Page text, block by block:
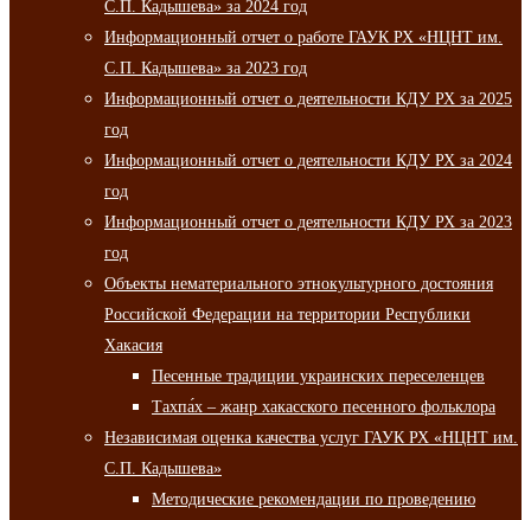
С.П. Кадышева» за 2024 год
Информационный отчет о работе ГАУК РХ «НЦНТ им.
С.П. Кадышева» за 2023 год
Информационный отчет о деятельности КДУ РХ за 2025
год
Информационный отчет о деятельности КДУ РХ за 2024
год
Информационный отчет о деятельности КДУ РХ за 2023
год
Объекты нематериального этнокультурного достояния
Российской Федерации на территории Республики
Хакасия
Песенные традиции украинских переселенцев
Тахпа́х – жанр хакасского песенного фольклора
Независимая оценка качества услуг ГАУК РХ «НЦНТ им.
С.П. Кадышева»
Методические рекомендации по проведению